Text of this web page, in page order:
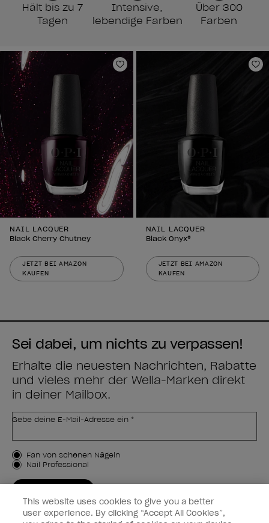
Hält bis zu 7
Tagen
Intensive,
lebendige Farben
Über 300
Farben
Zur Wunschliste hinzufügen
NAIL LACQUER
Black Cherry Chutney
JETZT BEI AMAZON
KAUFEN
NAIL LACQUER
Black Onyx®
JETZT BEI AMAZON
KAUFEN
Sei dabei, um nichts zu verpassen!
Erhalte die neuesten Nachrichten, Rabatte
und vieles mehr der Wella-Marken direkt
in deiner Mailbox.
Gebe deine E-Mail-Adresse ein *
Kundenart
Fan von schönen Nägeln
Nail Professional
Kundeninformationen
This website uses cookies to give you a better
user experience. By clicking “Accept All Cookies”,